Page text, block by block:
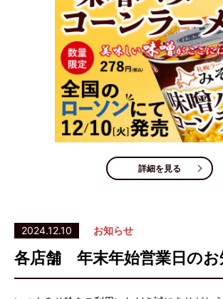
詳細を見る
2024.12.10 お知らせ
各店舗 年末年始営業日のお